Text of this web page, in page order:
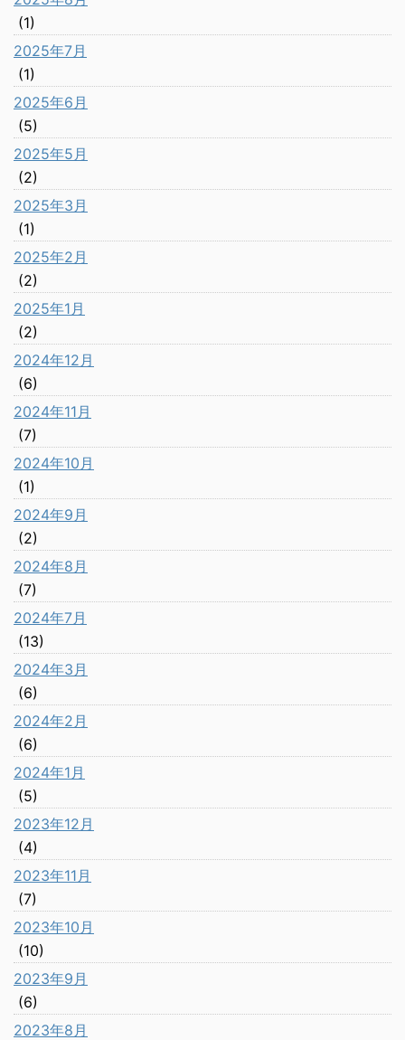
(1)
2025年7月
(1)
2025年6月
(5)
2025年5月
(2)
2025年3月
(1)
2025年2月
(2)
2025年1月
(2)
2024年12月
(6)
2024年11月
(7)
2024年10月
(1)
2024年9月
(2)
2024年8月
(7)
2024年7月
(13)
2024年3月
(6)
2024年2月
(6)
2024年1月
(5)
2023年12月
(4)
2023年11月
(7)
2023年10月
(10)
2023年9月
(6)
2023年8月